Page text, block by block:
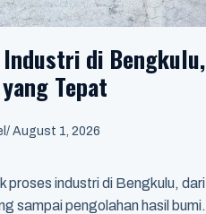
di Bengkulu,
Tepat
/ August 1, 2026
proses industri di Bengkulu, dari
sampai pengolahan hasil bumi.